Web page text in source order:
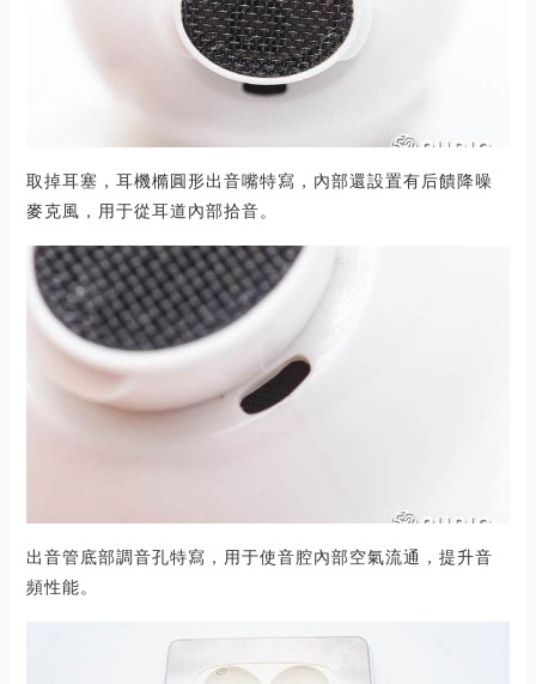
取掉耳塞，耳機橢圓形出音嘴特寫，內部還設置有后饋降噪
麥克風，用于從耳道內部拾音。
出音管底部調音孔特寫，用于使音腔內部空氣流通，提升音
頻性能。